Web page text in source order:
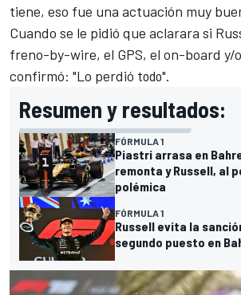
tiene, eso fue una actuación muy
Cuando se le pidió que aclarara si
freno-by-wire, el GPS, el on-board y/
confirmó: "Lo perdió todo".
Resumen y resultados:
FÓRMULA 1
Piastri arrasa en
remonta y Russell, al
polémica
FÓRMULA 1
Russell evita la
segundo puesto en